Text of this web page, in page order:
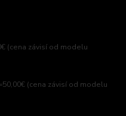
(cena závisí od modelu
(cena závisí od modelu